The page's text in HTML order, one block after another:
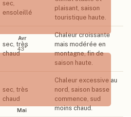
Avr
43°
Mai
sec,
ensoleillé
plaisant, saison
touristique haute.
sec, très
chaud
Chaleur croissante
mais modérée en
montagne, fin de
saison haute.
sec, très
chaud
Chaleur excessive au
nord, saison basse
commence, sud
moins chaud.